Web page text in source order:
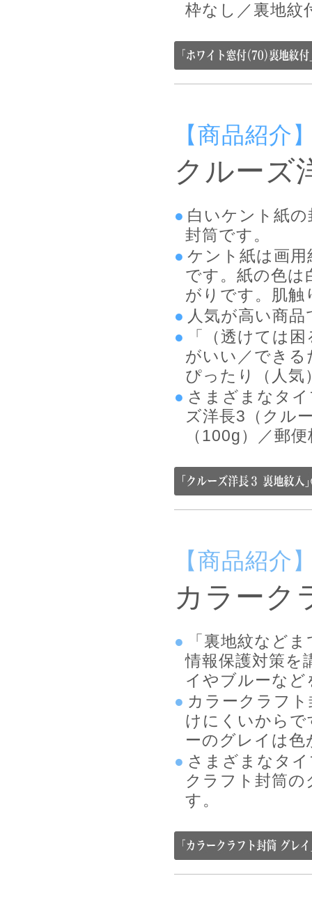
枠なし／裏地紋
【商品紹介
クルーズ
白いケント紙
封筒です。
ケント紙は画
です。紙の色は
がりです。肌触
人気が高い商品
「（透けては
がいい／でき
ぴったり（人気
さまざまなタ
ズ洋長3（クル
（100g）／郵
【商品紹介
カラー
「裏地紋など
情報保護対策を
イやブルーな
カラークラフ
けにくいから
ーのグレイは色
さまざまなタ
クラフト封筒の
す。